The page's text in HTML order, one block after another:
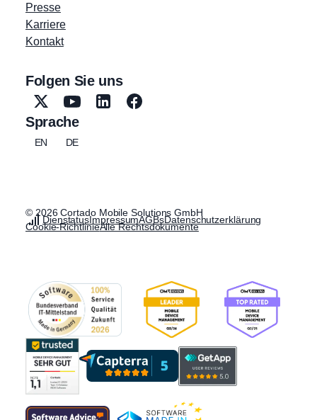
Presse
Karriere
Kontakt
Folgen Sie uns
Sprache
EN DE
© 2026 Cortado Mobile Solutions GmbH
DienstatusImpressumAGBsDatenschutzerklärung
Cookie-RichtlinieAlle Rechtsdokumente